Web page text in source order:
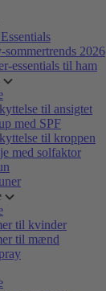
sommertrends 2026
essentials til ham
til ansigtet
med SPF
til kroppen
med solfaktor
til kvinder
til mænd